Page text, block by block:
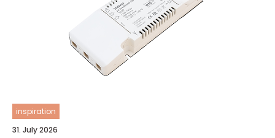
inspiration
31. July 2026